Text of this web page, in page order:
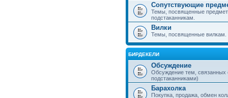
Сопутствующие
Темы, посвященные
подстаканникам.
Вилки
Темы, посвященные вилкам.
БИРДЕКЕЛИ
Обсуждение
Обсуждение тем,
подстаканниками)
Барахолка
Покупка, продажа, обмен